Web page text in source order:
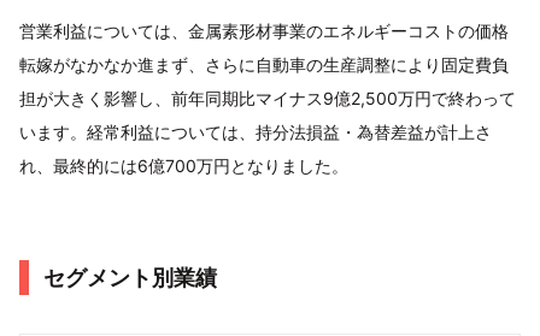
営業利益については、金属素形材事業のエネルギーコストの価格
転嫁がなかなか進まず、さらに自動車の生産調整により固定費負
担が大きく影響し、前年同期比マイナス9億2,500万円で終わって
います。経常利益については、持分法損益・為替差益が計上さ
れ、最終的には6億700万円となりました。
セグメント別業績